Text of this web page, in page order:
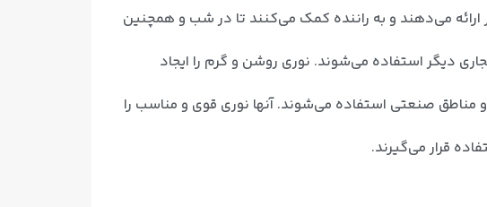
ارائه می‌دهند و به راننده کمک می‌کنند تا در شب و همچنین
دیگر استفاده می‌شوند. نوری روشن و گرم را ایجاد
و مناطق صنعتی استفاده می‌شوند. آنها نوری قوی و مناسب را
قرار می‌گیرند.